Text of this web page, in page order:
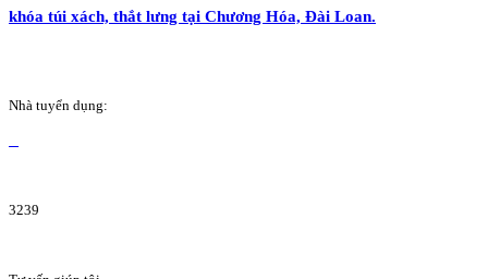
khóa túi xách, thắt lưng tại Chương Hóa, Đài Loan.
Nhà tuyển dụng:
3239